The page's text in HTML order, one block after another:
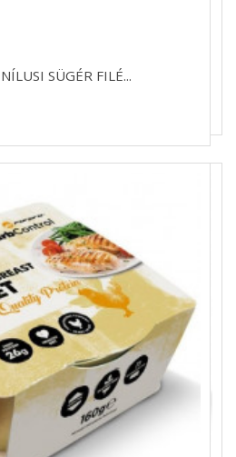
SÜGÉR FILÉ...